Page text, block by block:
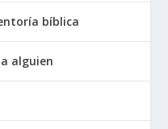
bíblica
alguien